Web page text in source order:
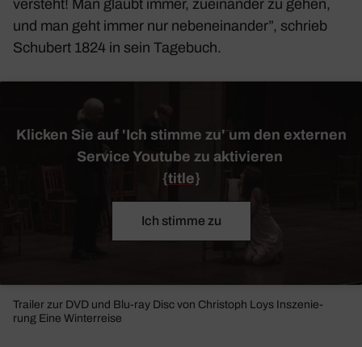
versteht! Man glaubt immer, zuein­ander zu gehen,
und man geht immer nur neben­ein­ander”, schrieb
Schu­bert 1824 in sein Tage­buch.
Klicken Sie auf 'Ich stimme zu' um den externen
Service Youtube zu aktivieren
{title}
Ich stimme zu
Trailer zur DVD und Blu-ray Disc von Chris­toph Loys Insze­nie­
rung Eine Winter­reise